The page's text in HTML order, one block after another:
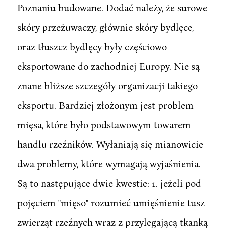
Poznaniu budowane. Dodać należy, że surowe
skóry przeżuwaczy, głównie skóry bydlęce,
oraz tłuszcz bydlęcy były częściowo
eksportowane do zachodniej Europy. Nie są
znane bliższe szczegóły organizacji takiego
eksportu. Bardziej złożonym jest problem
mięsa, które było podstawowym towarem
handlu rzeźników. Wyłaniają się mianowicie
dwa problemy, które wymagają wyjaśnienia.
Są to następujące dwie kwestie: 1. jeżeli pod
pojęciem "mięso" rozumieć umięśnienie tusz
zwierząt rzeźnych wraz z przylegającą tkanką